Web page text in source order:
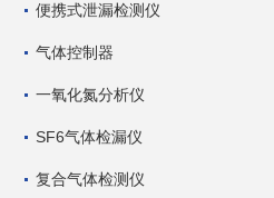
便携式泄漏检测仪
气体控制器
一氧化氮分析仪
SF6气体检漏仪
复合气体检测仪